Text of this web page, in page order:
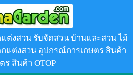
ต่งสวน รับจัดสวน บ้านและสวน ไม้
แต่งสวน อุปกรณ์การเกษตร สินค้า
ร สินค้า OTOP